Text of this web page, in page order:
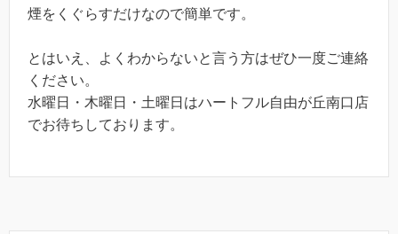
煙をくぐらすだけなので簡単です。
とはいえ、よくわからないと言う方はぜひ一度ご連絡
ください。
水曜日・木曜日・土曜日はハートフル自由が丘南口店
でお待ちしております。